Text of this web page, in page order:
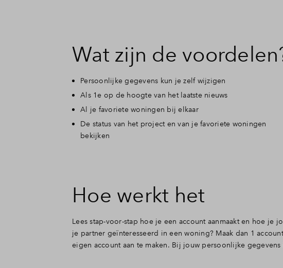
Leeswijzer Kavels
Veelgestelde vragen
Wat zijn de
Persoonlijke gegevens kun je zelf wijzigen
Als 1e op de hoogte van het laatste nieuws
Al je favoriete woningen bij elkaar
De status van het project en van je favoriete woningen
bekijken
Hoe werkt het
Lees stap-voor-stap hoe je een account aanmaakt en hoe je
je partner geïnteresseerd in een woning? Maak dan 1
eigen account aan te maken. Bij jouw persoonlijke